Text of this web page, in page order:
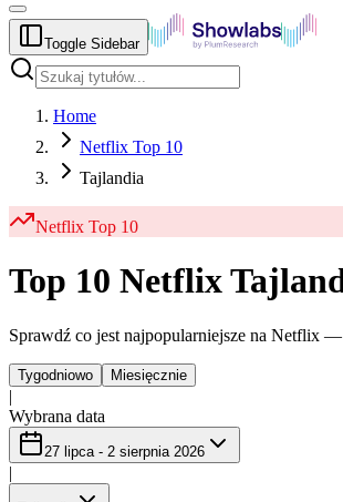
Toggle Sidebar
Home
Netflix Top 10
Tajlandia
Netflix Top 10
Top 10 Netflix
Sprawdź co jest najpopularniejsze na Netflix
Tygodniowo Miesięcznie
|
Wybrana data
27 lipca - 2 sierpnia 2026
|